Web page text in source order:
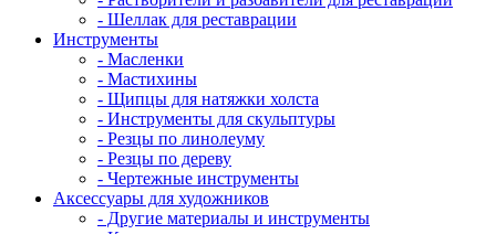
- Шеллак для реставрации
Инструменты
- Масленки
- Мастихины
- Щипцы для натяжки холста
- Инструменты для скульптуры
- Резцы по линолеуму
- Резцы по дереву
- Чертежные инструменты
Аксессуары для художников
- Другие материалы и инструменты